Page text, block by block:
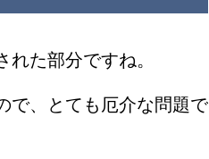
た部分ですね。
で、とても厄介な問題で